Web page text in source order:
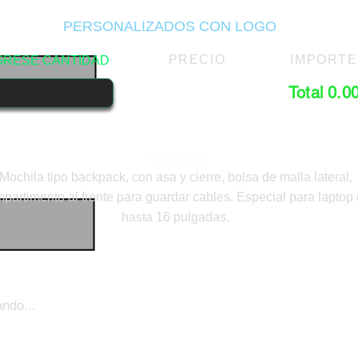
PERSONALIZADOS CON LOGO
IMPORTE
PRECIO
CANTIDAD
Total
Mochila tipo backpack, con asa y cierre, bolsa de malla lateral,
al frente para guardar cables. Especial para laptop
hasta 16 pulgadas.